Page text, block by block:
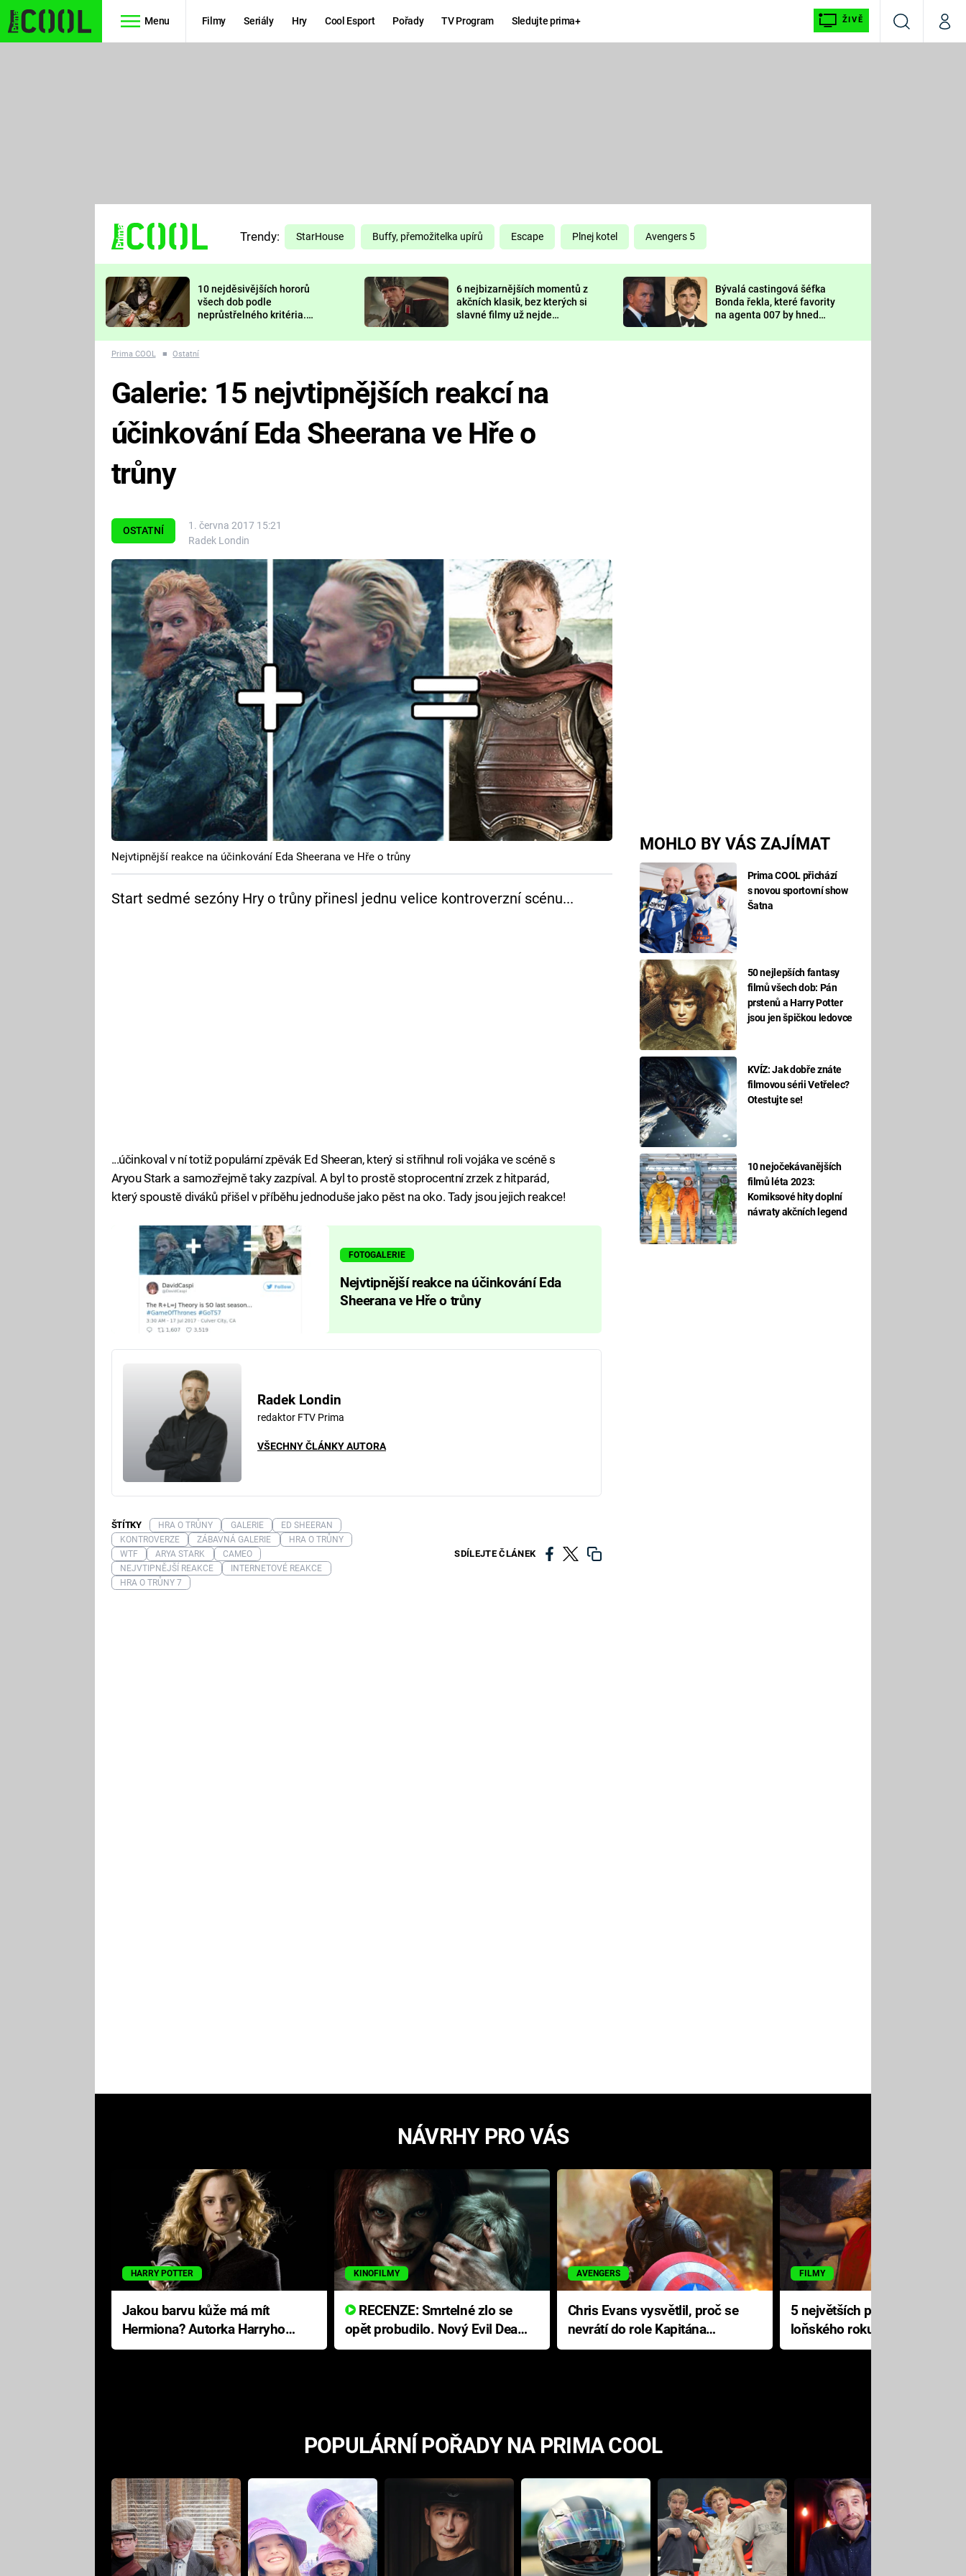
Menu Filmy Seriály Hry Cool Esport Pořady TV Program Sledujte prima+ ŽIVĚ
VyhledáváníMůj
TŘESKU
FUTURAMA
PREDÁTOR
DELIVERANCE
KOMEDIE
CHUCK
NORRIS
DEADPOOL
Prima LAJK
Sledujte nás
Trendy: StarHouse Buffy, přemožitelka upírů Escape Plnej kotel Avengers 5
10 nejděsivějších hororů
všech dob podle
neprůstřelného kritéria.
nejvíc zvednou tep?
6 nejbizarnějších momentů z
akčních klasik, bez kterých si
slavné filmy už nejde
Bývalá castingová šéfka
Bonda řekla, které favority
na agenta 007 by hned
Prima COOL ■ Ostatní
OSTATNÍ
1. června 2017 15:21
Radek Londin
MOHLO BY VÁS ZAJÍMAT
Prima COOL přichází
s novou sportovní show
Šatna
50 nejlepších fantasy
filmů všech dob: Pán
prstenů a Harry Potter
jsou jen špičkou ledovce
KVÍZ: Jak dobře znáte
filmovou sérii Vetřelec?
Otestujte se!
10 nejočekávanějších
filmů léta 2023:
Komiksové hity doplní
návraty akčních legend
Galerie: 15 nejvtipnějších reakcí na
účinkování Eda Sheerana ve Hře o
trůny
Nejvtipnější reakce na účinkování Eda Sheerana ve Hře o trůny
Start sedmé sezóny Hry o trůny přinesl jednu velice kontroverzní scénu...
...účinkoval v ní totiž populární zpěvák Ed Sheeran, který si střihnul roli vojáka ve scéně s
Aryou Stark a samozřejmě taky zazpíval. A byl to prostě stoprocentní zrzek z hitparád,
který spoustě diváků přišel v příběhu jednoduše jako pěst na oko. Tady jsou jejich reakce!
FOTOGALERIE
Nejvtipnější reakce na účinkování Eda
Sheerana ve Hře o trůny
Radek Londin
redaktor FTV Prima
VŠECHNY ČLÁNKY AUTORA
SDÍLEJTE ČLÁNEK
ŠTÍTKY HRA O TRŮNY GALERIE
ED SHEERAN
KONTROVERZE
ZÁBAVNÁ GALERIE
HRA O TRŮNY
WTF
ARYA STARK
CAMEO
NEJVTIPNĚJŠÍ REAKCE
INTERNETOVÉ REAKCE
HRA O TRŮNY 7
NÁVRHY PRO VÁS
HARRY POTTER
Jakou barvu kůže má mít
Hermiona? Autorka Harryho
Pottera přišla s ráznou
KINOFILMY
RECENZE: Smrtelné zlo se
opět probudilo. Nový Evil Dead
přichází s neodolatelnou
AVENGERS
Chris Evans vysvětlil, proč se
nevrátí do role Kapitána
Ameriky
FILMY
5 největších propadáků
loňského roku: Disney na
jediné katastrofě prodělal 200
POPULÁRNÍ POŘADY NA PRIMA COOL